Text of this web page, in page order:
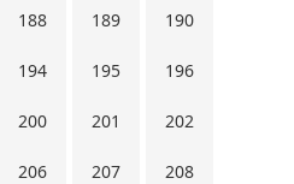
188 189 190
194 195 196
200 201 202
206 207 208